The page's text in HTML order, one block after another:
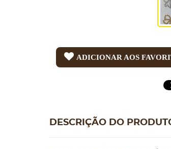
ADICIONAR AOS
DESCRIÇÃO DO